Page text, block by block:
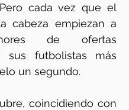
cabeza empiezan a
de ofertas
sus futbolistas más
un segundo.
coincidiendo con